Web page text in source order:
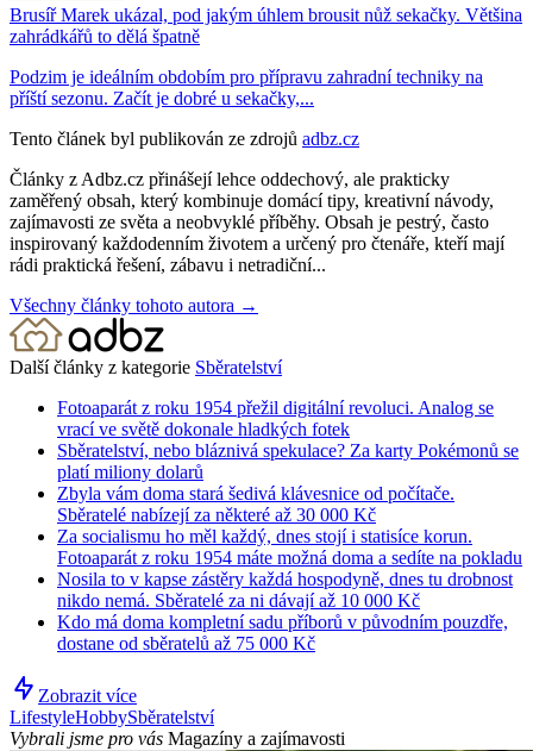
Brusíř Marek ukázal, pod jakým úhlem brousit nůž sekačky. Většina
zahrádkářů to dělá špatně
Podzim je ideálním obdobím pro přípravu zahradní techniky na
příští sezonu. Začít je dobré u sekačky,...
Tento článek byl publikován ze zdrojů adbz.cz
Články z Adbz.cz přinášejí lehce oddechový, ale prakticky
zaměřený obsah, který kombinuje domácí tipy, kreativní návody,
zajímavosti ze světa a neobvyklé příběhy. Obsah je pestrý, často
inspirovaný každodenním životem a určený pro čtenáře, kteří mají
rádi praktická řešení, zábavu i netradiční...
Všechny články tohoto autora →
Další články z kategorie Sběratelství
Fotoaparát z roku 1954 přežil digitální revoluci. Analog se
vrací ve světě dokonale hladkých fotek
Sběratelství, nebo bláznivá spekulace? Za karty Pokémonů se
platí miliony dolarů
Zbyla vám doma stará šedivá klávesnice od počítače.
Sběratelé nabízejí za některé až 30 000 Kč
Za socialismu ho měl každý, dnes stojí i statisíce korun.
Fotoaparát z roku 1954 máte možná doma a sedíte na pokladu
Nosila to v kapse zástěry každá hospodyně, dnes tu drobnost
nikdo nemá. Sběratelé za ni dávají až 10 000 Kč
Kdo má doma kompletní sadu příborů v původním pouzdře,
dostane od sběratelů až 75 000 Kč
Zobrazit více
LifestyleHobbySběratelství
Vybrali jsme pro vás Magazíny a zajímavosti